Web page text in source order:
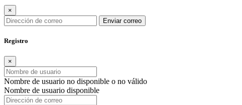
×
Enviar correo
Registro
×
Nombre de usuario no disponible o no válido
Nombre de usuario disponible